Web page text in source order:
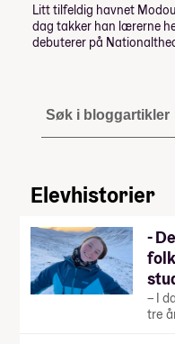
Litt tilfeldig havnet
dag takker han lærerne
debuterer på
Elevhistorier
-
– I
tre